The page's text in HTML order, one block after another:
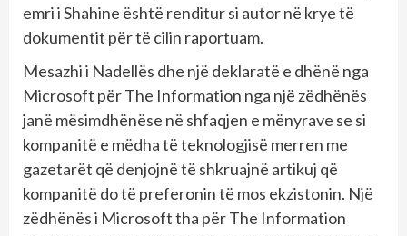
emri i Shahine është renditur si autor në krye të
dokumentit për të cilin raportuam.
Mesazhi i Nadellës dhe një deklaratë e dhënë nga
Microsoft për The Information nga një zëdhënës
janë mësimdhënëse në shfaqjen e mënyrave se si
kompanitë e mëdha të teknologjisë merren me
gazetarët që denjojnë të shkruajnë artikuj që
kompanitë do të preferonin të mos ekzistonin. Një
zëdhënës i Microsoft tha për The Information